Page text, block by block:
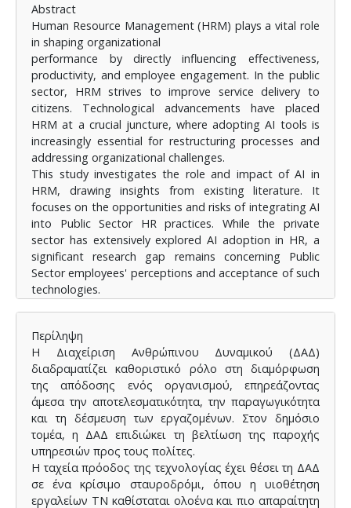
Abstract
Human Resource Management (HRM) plays a vital role
in shaping organizational
performance by directly influencing effectiveness,
productivity, and employee engagement. In the public
sector, HRM strives to improve service delivery to
citizens. Technological advancements have placed
HRM at a crucial juncture, where adopting AI tools is
increasingly essential for restructuring processes and
addressing organizational challenges.
This study investigates the role and impact of AI in
HRM, drawing insights from existing literature. It
focuses on the opportunities and risks of integrating AI
into Public Sector HR practices. While the private
sector has extensively explored AI adoption in HR, a
significant research gap remains concerning Public
Sector employees' perceptions and acceptance of such
technologies.
effectiveness of AI in HRM. It examines the factors
shaping their responses, whether supportive or
skeptical and considers the potential of AI to enhance
HR efficiency. The research is based on quantitative
data collected through questionnaires, offering
valuable perspectives on the evolving relationship
between AI and Public Sector human resource
management.
Περίληψη
Η Διαχείριση Ανθρώπινου Δυναμικού (ΔΑΔ)
διαδραματίζει καθοριστικό ρόλο στη διαμόρφωση
της απόδοσης ενός οργανισμού, επηρεάζοντας
άμεσα την αποτελεσματικότητα, την παραγωγικότητα
και τη δέσμευση των εργαζομένων. Στον δημόσιο
τομέα, η ΔΑΔ επιδιώκει τη βελτίωση της παροχής
υπηρεσιών προς τους πολίτες.
Η ταχεία πρόοδος της τεχνολογίας έχει θέσει τη ΔΑΔ
σε ένα κρίσιμο σταυροδρόμι, όπου η υιοθέτηση
εργαλείων ΤΝ καθίσταται ολοένα και πιο απαραίτητη